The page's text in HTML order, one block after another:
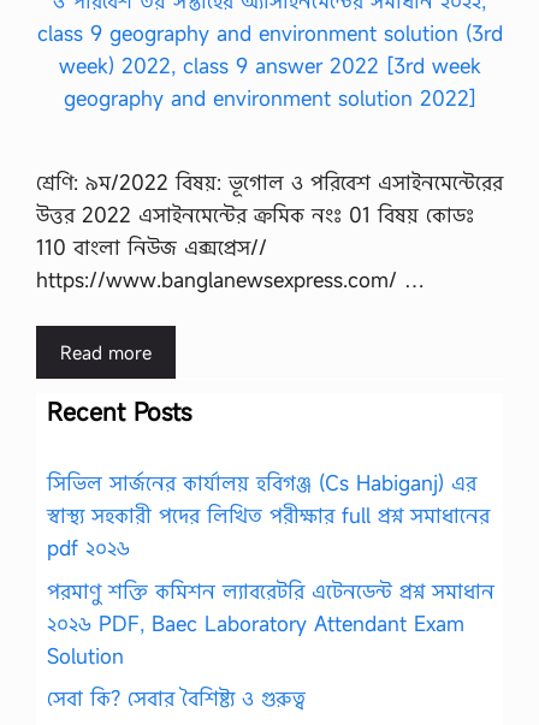
শ্রেণি: ৯ম/2022 বিষয়: ভূগোল ও পরিবেশ এসাইনমেন্টেরের
উত্তর 2022 এসাইনমেন্টের ক্রমিক নংঃ 01 বিষয় কোডঃ
110 বাংলা নিউজ এক্সপ্রেস//
https://www.banglanewsexpress.com/ …
Read more
Recent Posts
সিভিল সার্জনের কার্যালয় হবিগঞ্জ (Cs Habiganj) এর
স্বাস্থ্য সহকারী পদের লিখিত পরীক্ষার full প্রশ্ন সমাধানের
pdf ২০২৬
পরমাণু শক্তি কমিশন ল্যাবরেটরি এটেনডেন্ট প্রশ্ন সমাধান
২০২৬ PDF, Baec Laboratory Attendant Exam
Solution
সেবা কি? সেবার বৈশিষ্ট্য ও গুরুত্ব